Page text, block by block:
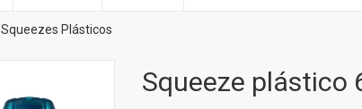
Squeezes Plásticos
Squeeze plástico